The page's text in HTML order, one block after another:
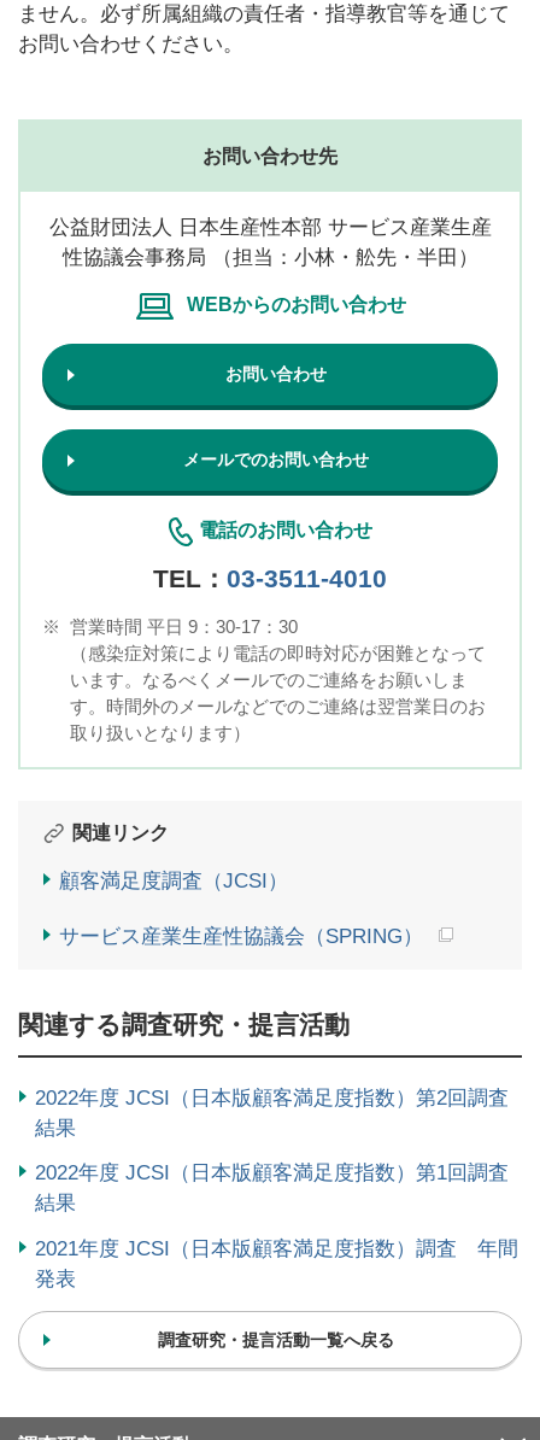
ません。必ず所属組織の責任者・指導教官等を通じて
お問い合わせください。
お問い合わせ先
公益財団法人 日本生産性本部 サービス産業生産
性協議会事務局 （担当：小林・舩先・半田）
WEBからのお問い合わせ
お問い合わせ
メールでのお問い合わせ
電話のお問い合わせ
TEL： 03-3511-4010
※ 営業時間 平日 9：30-17：30
（感染症対策により電話の即時対応が困難となって
います。なるべくメールでのご連絡をお願いしま
す。時間外のメールなどでのご連絡は翌営業日のお
取り扱いとなります）
関連リンク
顧客満足度調査（JCSI）
サービス産業生産性協議会（SPRING）
関連する調査研究・提言活動
2022年度 JCSI（日本版顧客満足度指数）第2回調査
結果
2022年度 JCSI（日本版顧客満足度指数）第1回調査
結果
2021年度 JCSI（日本版顧客満足度指数）調査 年間
発表
調査研究・提言活動一覧へ戻る